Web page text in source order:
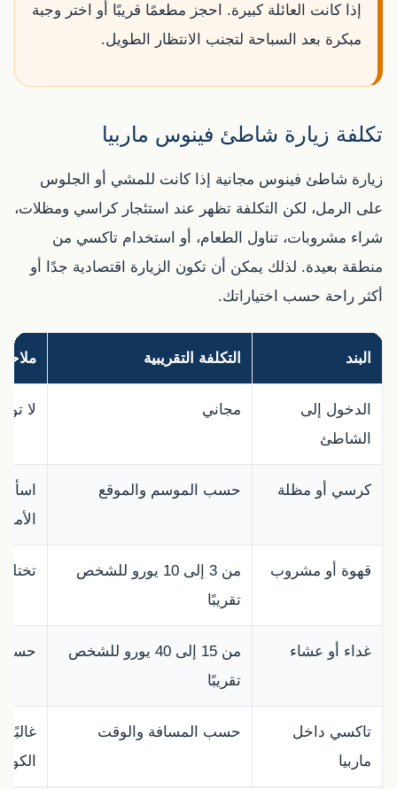
إذا كانت العائلة كبيرة. احجز مطعمًا قريبًا أو اختر وجبة
مبكرة بعد السباحة لتجنب الانتظار الطويل.
تكلفة زيارة شاطئ فينوس ماربيا
زيارة شاطئ فينوس مجانية إذا كانت للمشي أو الجلوس
على الرمل، لكن التكلفة تظهر عند استئجار كراسي ومظلات،
شراء مشروبات، تناول الطعام، أو استخدام تاكسي من
منطقة بعيدة. لذلك يمكن أن تكون الزيارة اقتصادية جدًا أو
أكثر راحة حسب اختياراتك.
البند التكلفة التقريبية
الدخول إلى
الشاطئ
مجاني لا
كرسي أو مظلة حسب الموسم والموقع
قهوة أو مشروب
من 3 إلى 10 يورو للشخص
تقريبًا
غداء أو عشاء
من 15 إلى 40 يورو للشخص
تقريبًا
حسب
تاكسي داخل
ماربيا
حسب المسافة والوقت